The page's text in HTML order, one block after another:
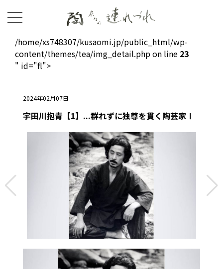
/home/xs748307/kusaomi.jp/public_html/wp-
content/themes/tea/img_detail.php on line 23
" id="fl">
2024年02月07日
宇田川抱青【1】...群れずに独尊を貫く陶芸家Ⅰ